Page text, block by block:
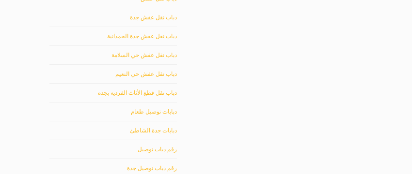
دباب نقل عفش جدة
دباب نقل عفش جدة الحمدانية
دباب نقل عفش حي السلامة
دباب نقل عفش حي النعيم
دباب نقل قطع الأثاث الفردية بجدة
دبابات توصيل طعام
دبابات جدة الشاطئ
رقم دباب توصيل
رقم دباب توصيل جدة